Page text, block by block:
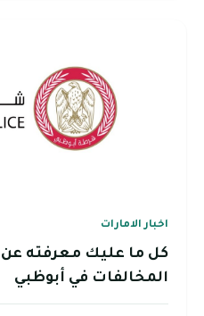
اخبار الامارات
كل ما عليك معرفته
المخالفات في أبوظبي